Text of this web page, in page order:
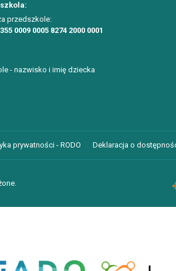
przedszkole:
0009 0005 8274 2000 0001
- nazwisko i imię dziecka
prywatności - RODO Deklaracja o
Cookies w przeglądarce.